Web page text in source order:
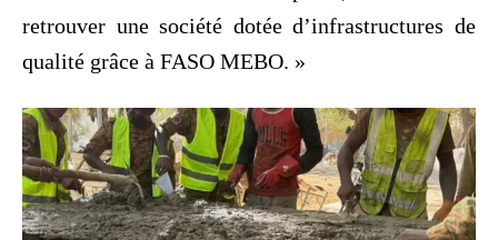
retrouver une société dotée d’infrastructures de
qualité grâce à FASO MEBO. »